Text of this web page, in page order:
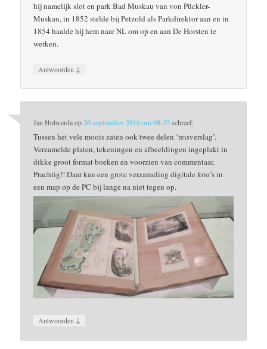
hij namelijk slot en park Bad Muskau van von Pückler-
Muskau, in 1852 stelde bij Petzold als Parkdirektor aan en in
1854 haalde hij hem naar NL om op en aan De Horsten te
werken.
Antwoorden ↓
Jan Holwerdaop20 september 2016 om 08:37schreef:
Tussen het vele moois zaten ook twee delen ‘reisverslag’.
Verzamelde platen, tekeningen en afbeeldingen ingeplakt in
dikke groot format boeken en voorzien van commentaar.
Prachtig!! Daar kan een grote verzameling digitale foto’s in
een map op de PC bij lange na niet tegen op.
Antwoorden ↓